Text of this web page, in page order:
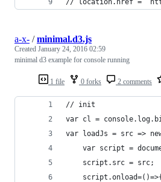
1 file 0 forks 2 comments
a-x- /minimal.d3.js
Created January 24, 2016 02:59
minimal d3 example for console running
// init
var cl =
var loadJs = src =>
var script =
    script.src = src;